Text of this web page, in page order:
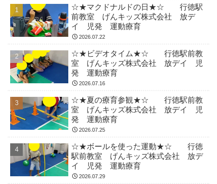
☆★マクドナルドの日★☆ 行徳駅
前教室 げんキッズ株式会社 放デ
イ 児発 運動療育
2026.07.22
☆★ビデオタイム★☆ 行徳駅前教
室 げんキッズ株式会社 放デイ 児
発 運動療育
2026.07.16
☆★夏の療育参観★☆ 行徳駅前教
室 げんキッズ株式会社 放デイ 児
発 運動療育
2026.07.25
☆★ボールを使った運動★☆ 行徳
駅前教室 げんキッズ株式会社 放デ
イ 児発 運動療育
2026.07.29